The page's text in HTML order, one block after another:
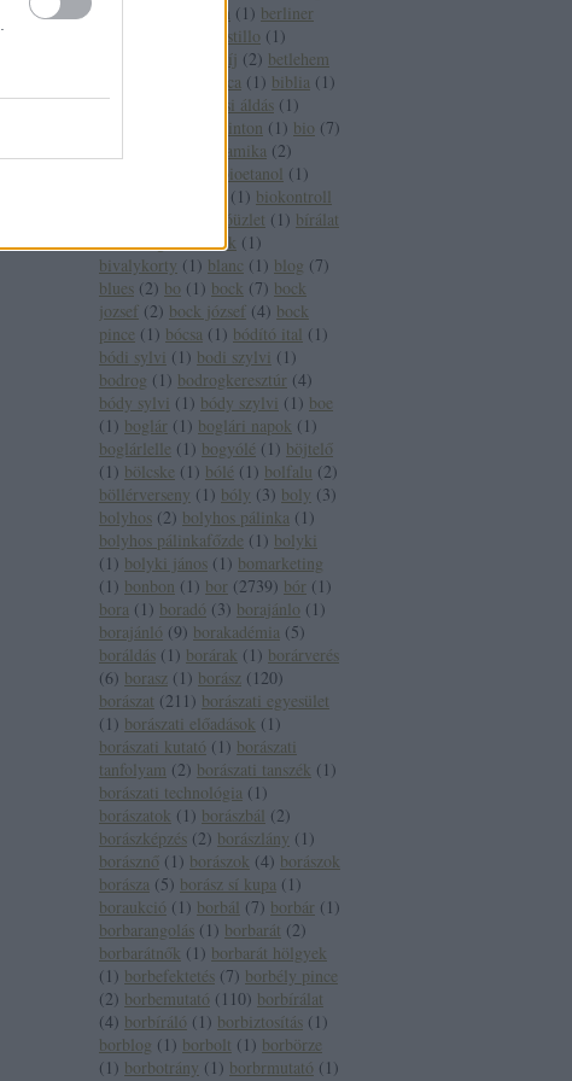
berlin ( 1 ) berliner
bestillo ( 1 )
betétdíj (2) betlehem
bianca ( 1 ) biblia ( 1 )
bíboros
bíborosi áldás ( 1 )
bill clinton ( 1 ) bio (7)
biodinamika (2)
bioetanol ( 1 )
( 1 ) biokontroll
bióüzlet ( 1 ) bírálat
(1) bírság (2) birtok ( 1 )
bivalykorty ( 1 ) blanc ( 1 ) blog (7)
blues (2) bo ( 1 ) bock (7) bock
jozsef (2) bock józsef (4) bock
pince ( 1 ) bócsa ( 1 ) bódító ital ( 1 )
bódi sylvi ( 1 ) bodi szylvi ( 1 )
bodrog ( 1 ) bodrogkeresztúr (4)
bódy sylvi ( 1 ) bódy szylvi ( 1 ) boe
( 1 ) boglár ( 1 ) boglári napok ( 1 )
boglárlelle ( 1 ) bogyólé ( 1 ) böjtelő
( 1 ) bölcske ( 1 ) bólé ( 1 ) bolfalu (2)
böllérverseny ( 1 ) bóly (3) boly (3)
bolyhos (2) bolyhos pálinka ( 1 )
bolyhos pálinkafőzde ( 1 ) bolyki
( 1 ) bolyki jános ( 1 ) bomarketing
( 1 ) bonbon ( 1 ) bor (2739) bór ( 1 )
bora ( 1 ) boradó (3) borajánlo ( 1 )
borajánló (9) borakadémia (5)
boráldás ( 1 ) borárak ( 1 ) borárverés
(6) borasz ( 1 ) borász ( 120)
borászat (211 ) borászati egyesület
( 1 ) borászati előadások ( 1 )
borászati kutató ( 1 ) borászati
tanfolyam (2) borászati tanszék ( 1 )
borászati technológia ( 1 )
borászatok ( 1 ) borászbál (2)
borászképzés (2) borászlány ( 1 )
borásznő ( 1 ) borászok (4) borászok
borásza (5) borász sí kupa ( 1 )
boraukció ( 1 ) borbál (7) borbár ( 1 )
borbarangolás ( 1 ) borbarát (2)
borbarátnők ( 1 ) borbarát hölgyek
( 1 ) borbefektetés (7) borbély pince
(2) borbemutató ( 110) borbírálat
(4) borbíráló ( 1 ) borbiztosítás ( 1 )
borblog ( 1 ) borbolt ( 1 ) borbörze
( 1 ) borbotrány ( 1 ) borbrmutató ( 1 )